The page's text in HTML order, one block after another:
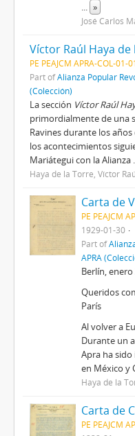
... »
José Carlos
Víctor Raúl Haya de
PE PEAJCM APRA-COL-01-
Part ofAlianza Popular
(Colección)
La sección Víctor Raúl
primordialmente de una
Ravines durante los años
los acontecimientos
Mariátegui con la Alianza
Haya de la Torre, Víctor
PE PEAJCM
1929-01-30
Part of
APRA
Berlín, enero
Queridos
París
Al volver a
Durante un
Apra ha sido
en México y
Haya de la
PE PEAJCM